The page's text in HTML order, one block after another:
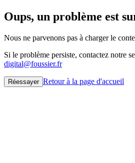
Oups, un problème est
Nous ne parvenons pas à charger le
Si le problème persiste, contactez notre
digital@foussier.fr
Réessayer Retour à la page d'accueil